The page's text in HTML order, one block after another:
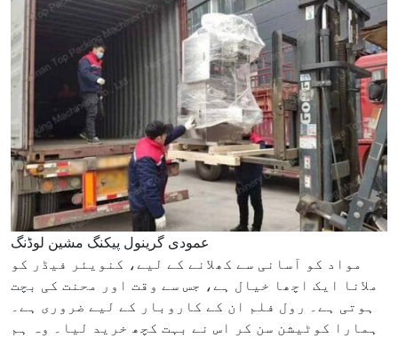
عمودی گرینول پیکنگ مشین لوڈنگ
مواد کو آسانی سے کھلانے کے لیے، کنویئر فیڈر کو
ملانا ایک اچھا خیال ہے، جس سے وقت اور محنت کی بچت
ہوتی ہے۔ رول فلم ان کے کاروبار کے لیے ضروری ہے۔
ہمارا کوٹیشن سن کر اس نے بہت کچھ خرید لیا۔ وہ ہم